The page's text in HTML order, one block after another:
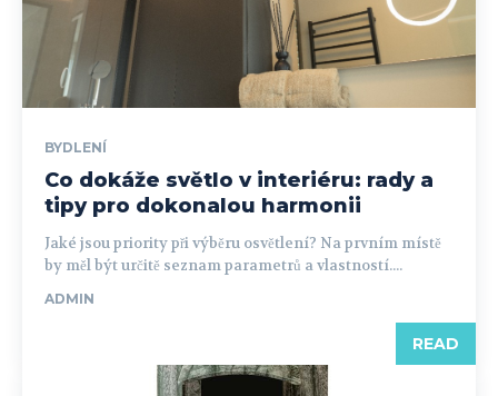
BYDLENÍ
Co dokáže světlo v interiéru: rady a
tipy pro dokonalou harmonii
Jaké jsou priority při výběru osvětlení? Na prvním místě
by měl být určitě seznam parametrů a vlastností....
ADMIN
READ